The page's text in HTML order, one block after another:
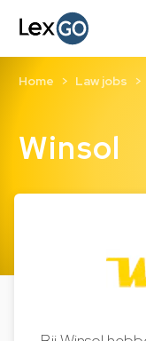
Winsol
Home Law jobs